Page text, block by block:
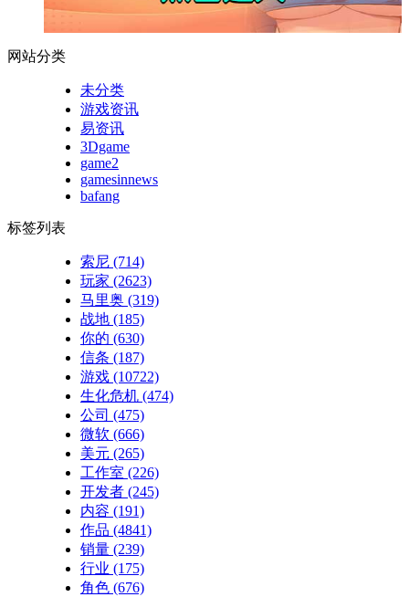
网站分类
未分类
游戏资讯
易资讯
3Dgame
game2
gamesinnews
bafang
标签列表
索尼 (714)
玩家 (2623)
马里奥 (319)
战地 (185)
你的 (630)
信条 (187)
游戏 (10722)
生化危机 (474)
公司 (475)
微软 (666)
美元 (265)
工作室 (226)
开发者 (245)
内容 (191)
作品 (4841)
销量 (239)
行业 (175)
角色 (676)